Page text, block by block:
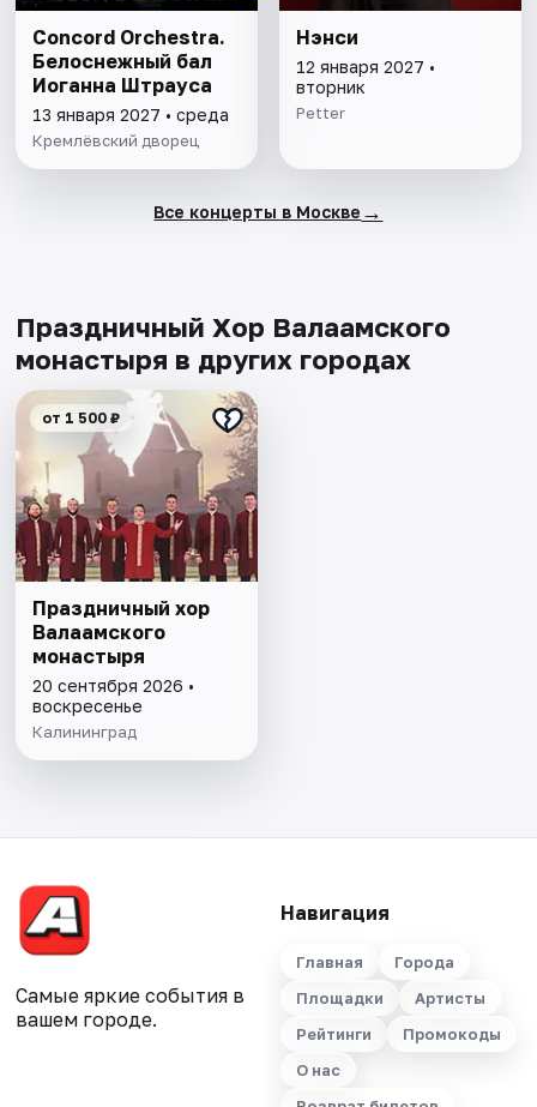
Concord Orchestra.
Белоснежный бал
Иоганна Штрауса
13 января 2027 • среда
Кремлёвский дворец
Нэнси
12 января 2027 •
вторник
Petter
Все концерты в Москве →
Праздничный Хор Валаамского
монастыря в других городах
от 1 500 ₽
Праздничный хор
Валаамского
монастыря
20 сентября 2026 •
воскресенье
Калининград
Самые яркие события в
вашем городе.
Навигация
Главная
Города
Площадки
Артисты
Рейтинги
Промокоды
О нас